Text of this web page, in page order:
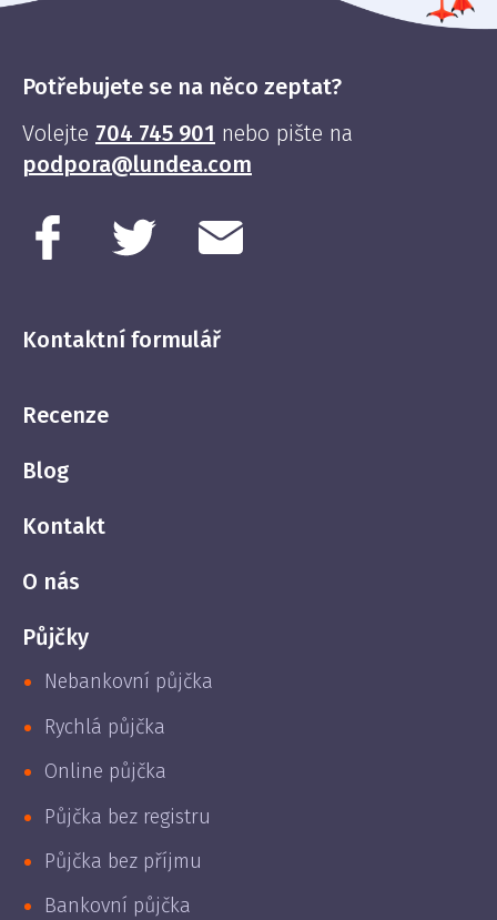
Potřebujete se na něco zeptat?
Volejte 704 745 901 nebo pište na
podpora@lundea.com
Kontaktní formulář
Recenze
Blog
Kontakt
O nás
Půjčky
Nebankovní půjčka
Rychlá půjčka
Online půjčka
Půjčka bez registru
Půjčka bez příjmu
Bankovní půjčka